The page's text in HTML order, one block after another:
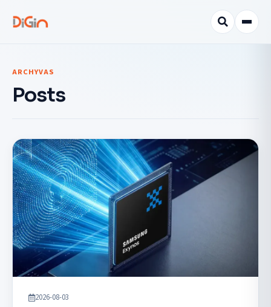
ARCHYVAS
Posts
2026-08-03